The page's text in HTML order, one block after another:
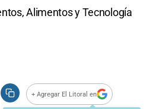
Alimentos y Tecnología
+ Agregar El Litoral en